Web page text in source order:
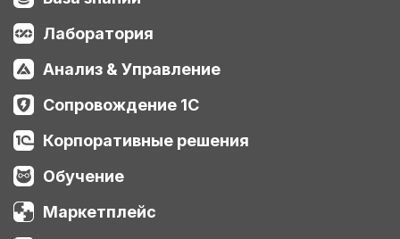
Лаборатория
Анализ & Управление
Сопровождение 1С
Корпоративные решения
Обучение
Маркетплейс